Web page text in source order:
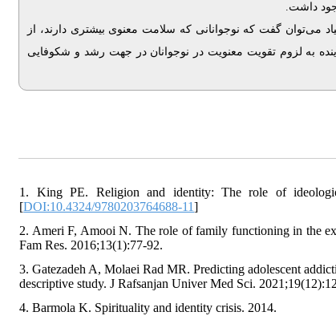
داشت.
می‌توان گفت که نوجوانانی که سلامت معنوی بیشتری دارند، از
به لزوم تقویت معنویت در نوجوانان در جهت رشد و شکوفایی
1. King PE. Religion and identity: The role of
[DOI:10.4324/9780203764688-11]
2. Ameri F, Amooi N. The role of family functioning in the
Fam Res. 2016;13(1):77-92.
3. Gatezadeh A, Molaei Rad MR. Predicting adolescent
descriptive study. J Rafsanjan Univer Med Sci.
4. Barmola K. Spirituality and identity crisis. 2014.